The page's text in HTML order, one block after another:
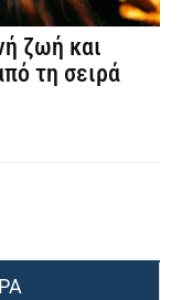
ζωή και
τη σειρά